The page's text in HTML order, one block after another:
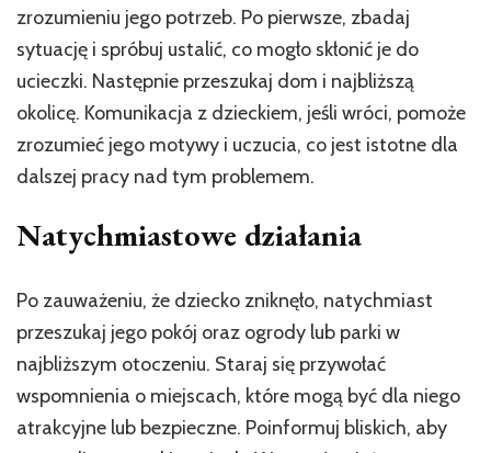
zrozumieniu jego potrzeb. Po pierwsze, zbadaj
sytuację i spróbuj ustalić, co mogło skłonić je do
ucieczki. Następnie przeszukaj dom i najbliższą
okolicę. Komunikacja z dzieckiem, jeśli wróci, pomoże
zrozumieć jego motywy i uczucia, co jest istotne dla
dalszej pracy nad tym problemem.
Natychmiastowe działania
Po zauważeniu, że dziecko zniknęło, natychmiast
przeszukaj jego pokój oraz ogrody lub parki w
najbliższym otoczeniu. Staraj się przywołać
wspomnienia o miejscach, które mogą być dla niego
atrakcyjne lub bezpieczne. Poinformuj bliskich, aby